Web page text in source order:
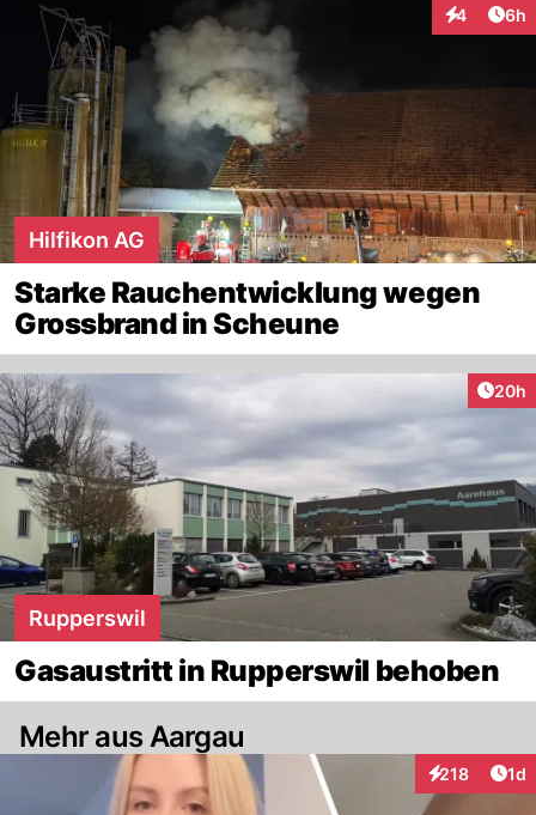
4 6h
Hilfikon AG
Starke Rauchentwicklung wegen
Grossbrand in Scheune
20h
Rupperswil
Gasaustritt in Rupperswil behoben
Mehr aus Aargau
218
Interaktionen
1d